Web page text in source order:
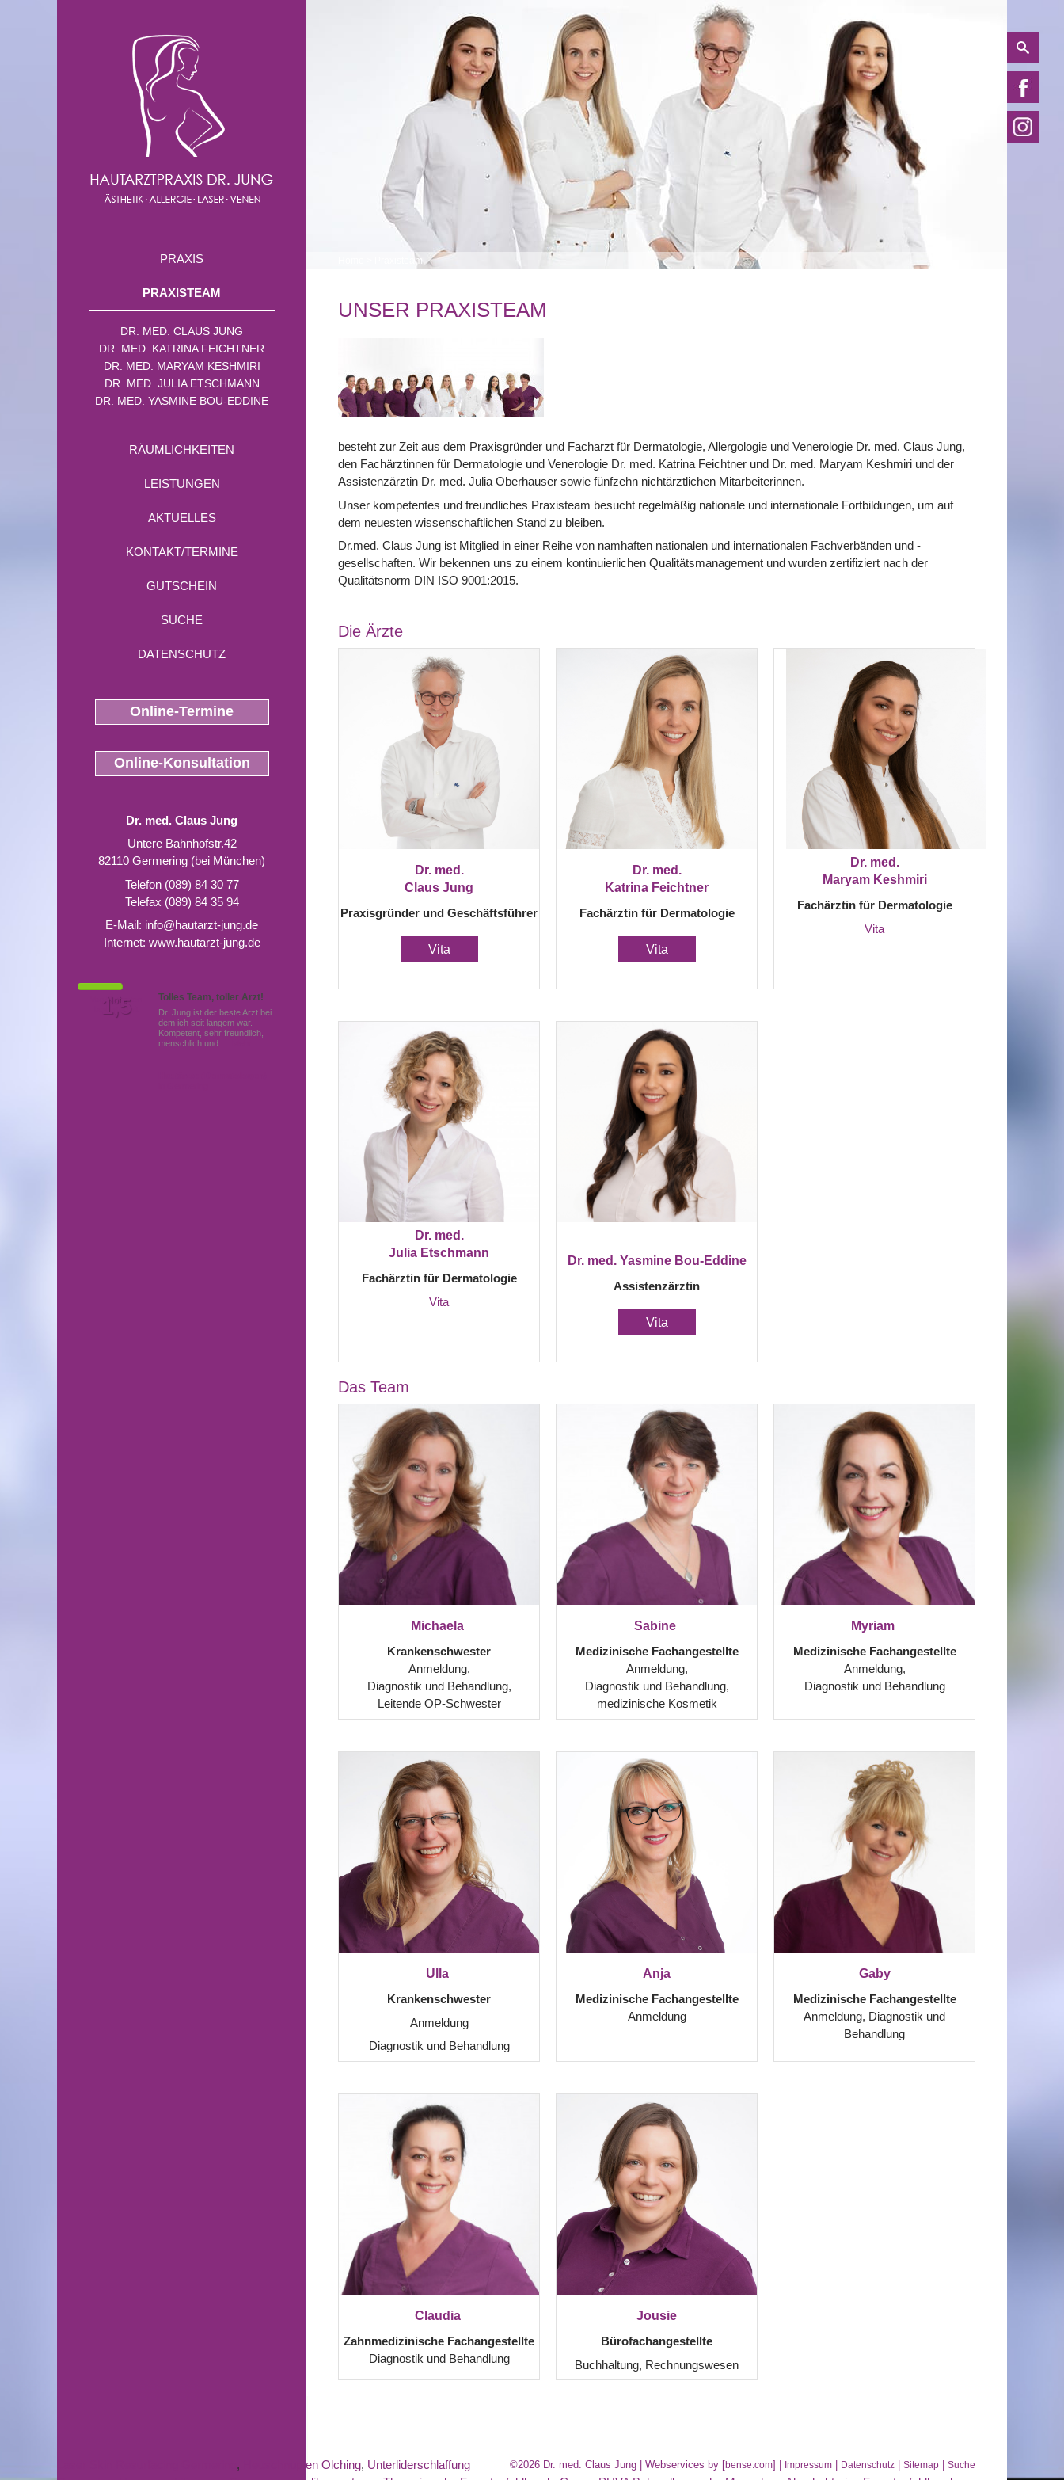
PRAXIS
PRAXISTEAM
DR. MED. CLAUS JUNG
DR. MED. KATRINA FEICHTNER
DR. MED. MARYAM KESHMIRI
DR. MED. JULIA ETSCHMANN
DR. MED. YASMINE BOU-EDDINE
RÄUMLICHKEITEN
LEISTUNGEN
AKTUELLES
KONTAKT/TERMINE
GUTSCHEIN
SUCHE
DATENSCHUTZ
Online-Termine
Online-Konsultation
Dr. med. Claus Jung
Untere Bahnhofstr.42
82110 Germering (bei München)
Telefon (089) 84 30 77
Telefax (089) 84 35 94
E-Mail: info@hautarzt-jung.de
Internet: www.hautarzt-jung.de
Tolles Team, toller Arzt!
Dr. Jung ist der beste Arzt bei
dem ich seit langem war.
Kompetent, sehr freundlich,
menschlich und …
Von Patienten
bewertet mit
Note
1,5
Praxisteam
UNSER PRAXISTEAM
besteht zur Zeit aus dem Praxisgründer und Facharzt für Dermatologie, Allergologie und Venerologie Dr. med. Claus Jung,
den Fachärztinnen für Dermatologie und Venerologie Dr. med. Katrina Feichtner und Dr. med. Maryam Keshmiri und der
Assistenzärztin Dr. med. Julia Oberhauser sowie fünfzehn nichtärztlichen Mitarbeiterinnen.
Unser kompetentes und freundliches Praxisteam besucht regelmäßig nationale und internationale Fortbildungen, um auf
dem neuesten wissenschaftlichen Stand zu bleiben.
Dr.med. Claus Jung ist Mitglied in einer Reihe von namhaften nationalen und internationalen Fachverbänden und -
gesellschaften. Wir bekennen uns zu einem kontinuierlichen Qualitätsmanagement und wurden zertifiziert nach der
Qualitätsnorm DIN ISO 9001:2015.
Die Ärzte
Dr. med.
Claus Jung
Praxisgründer und Geschäftsführer
Vita
Dr. med.
Katrina Feichtner
Fachärztin für Dermatologie
Vita
Dr. med.
Maryam Keshmiri
Fachärztin für Dermatologie
Vita
Dr. med.
Julia Etschmann
Fachärztin für Dermatologie
Vita
Dr. med. Yasmine Bou-Eddine
Assistenzärztin
Vita
Das Team
Michaela
Krankenschwester
Anmeldung,
Diagnostik und Behandlung,
Leitende OP-Schwester
Sabine
Medizinische Fachangestellte
Anmeldung,
Diagnostik und Behandlung,
medizinische Kosmetik
Myriam
Medizinische Fachangestellte
Anmeldung,
Diagnostik und Behandlung
Ulla
Krankenschwester
Anmeldung
Diagnostik und Behandlung
Anja
Medizinische Fachangestellte
Anmeldung
Gaby
Medizinische Fachangestellte
Anmeldung, Diagnostik und
Behandlung
Claudia
Zahnmedizinische Fachangestellte
Diagnostik und Behandlung
Jousie
Bürofachangestellte
Buchhaltung, Rechnungswesen
©2026 Dr. med. Claus Jung | Webservices by [bense.com] | Impressum Datenschutz Sitemap Suche
, Heuschnupfen Olching, Unterliderschlaffung